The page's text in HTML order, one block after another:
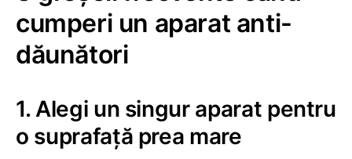
cumperi un aparat anti-
dăunători
1. Alegi un singur aparat pentru
o suprafață prea mare